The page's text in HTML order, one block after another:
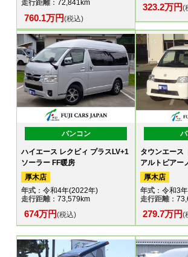
走行距離：72,841km
760.1万円(税込)
323.2万円(
バンコン
ハイエース レクビィ プラスLV+1
ソーラー FF暖房
厚木店
年式 ：令和4年(2022年)
走行距離：73,579km
674万円(税込)
タウンエース
アルトピア
厚木店
年式：令和3
走行距離：
279.7万円(